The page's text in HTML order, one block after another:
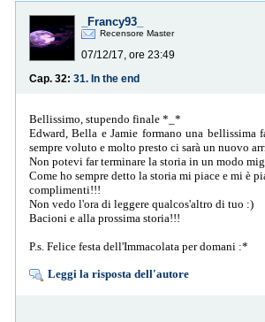
_Francy93_
Recensore Master
07/12/17, ore 23:49
Cap. 32: 31. In the end
Bellissimo, stupendo finale *_*
Edward, Bella e Jamie formano una bellissima
sempre voluto e molto presto ci sarà un nuovo
Non potevi far terminare la storia in un modo
Come ho sempre detto la storia mi piace e mi è
complimenti!!!
Non vedo l'ora di leggere qualcos'altro di tuo :)
Bacioni e alla prossima storia!!!
P.s. Felice festa dell'Immacolata per domani :*
Leggi la risposta dell'autore